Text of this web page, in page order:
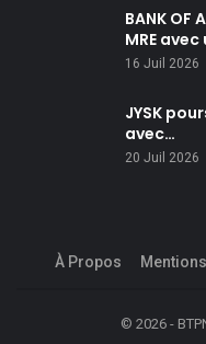
BANK OF
MRE avec
16 Juil 2026
JYSK
avec…
20 Juil 2026
À Propos
© 2026 -